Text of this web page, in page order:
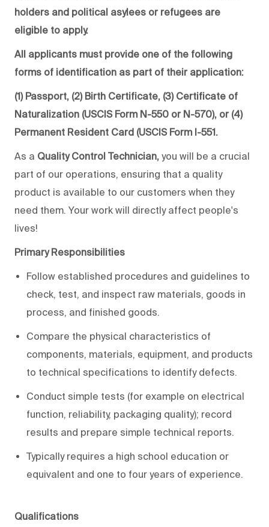
holders and political asylees or refugees are
eligible to apply.
All applicants must provide one of the following
forms of identification as part of their application:
(1) Passport, (2) Birth Certificate, (3) Certificate of
Naturalization (USCIS Form N-550 or N-570), or (4)
Permanent Resident Card (USCIS Form I-551.
As a Quality Control Technician, you will be a crucial
part of our operations, ensuring that a quality
product is available to our customers when they
need them. Your work will directly affect people's
lives!
Primary Responsibilities
Follow established procedures and guidelines to
check, test, and inspect raw materials, goods in
process, and finished goods.
Compare the physical characteristics of
components, materials, equipment, and products
to technical specifications to identify defects.
Conduct simple tests (for example on electrical
function, reliability, packaging quality); record
results and prepare simple technical reports.
Typically requires a high school education or
equivalent and one to four years of experience.
Qualifications